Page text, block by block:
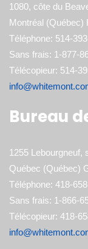
1080, côte du
Montréal (Québec)
Téléphone: 514-
Sans frais: 1-877-
Télécopieur: 514-
Bureau
1255 Lebourgneuf,
Québec (Québec)
Téléphone: 418-
Sans frais: 1-866-
Télécopieur: 418-